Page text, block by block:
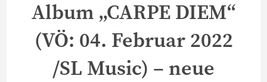
Album „CARPE DIEM“
(VÖ: 04. Februar 2022
/SL Music) – neue